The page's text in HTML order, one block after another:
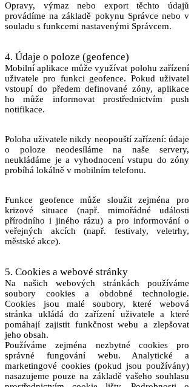
Opravy, výmaz nebo export těchto údajů
provádíme na základě pokynu Správce nebo v
souladu s funkcemi nastavenými Správcem.
4. Údaje o poloze (geofence)
Mobilní aplikace může využívat polohu zařízení
uživatele pro funkci geofence. Pokud uživatel
vstoupí do předem definované zóny, aplikace
ho může informovat prostřednictvím push
notifikace.
Poloha uživatele nikdy neopouští zařízení: údaje
o poloze neodesíláme na naše servery,
neukládáme je a vyhodnocení vstupu do zóny
probíhá lokálně v mobilním telefonu.
Funkce geofence může sloužit zejména pro
krizové situace (např. mimořádné události
přírodního i jiného rázu) a pro informování o
veřejných akcích (např. festivaly, veletrhy,
městské akce).
5. Cookies a webové stránky
Na našich webových stránkách používáme
soubory cookies a obdobné technologie.
Cookies jsou malé soubory, které webová
stránka ukládá do zařízení uživatele a které
pomáhají zajistit funkčnost webu a zlepšovat
jeho obsah.
Používáme zejména nezbytné cookies pro
správné fungování webu. Analytické a
marketingové cookies (pokud jsou používány)
nasazujeme pouze na základě vašeho souhlasu